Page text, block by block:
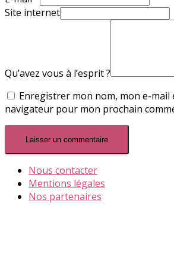
Site internet
Qu’avez vous à l’esprit ?
Enregistrer mon nom, mon e-mail
navigateur pour mon prochain
Nous contacter
Mentions légales
Nos partenaires